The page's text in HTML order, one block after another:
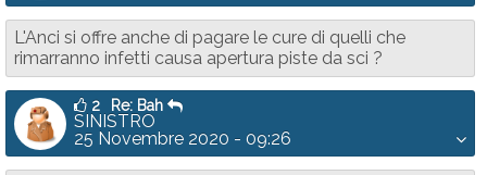
L'Anci si offre anche di pagare le cure di quelli che
rimarranno infetti causa apertura piste da sci ?
2 Re: Bah
SINISTRO
25 Novembre 2020 - 09:26